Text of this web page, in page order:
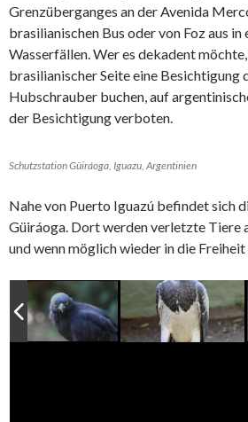
Grenzüberganges an der Avenida
brasilianischen Bus oder von Foz aus in
Wasserfällen. Wer es dekadent
brasilianischer Seite eine Besichtigung
Hubschrauber buchen, auf
der Besichtigung verboten.
Schutzstation Güiráoga, Iguazu, Argentinien
Nahe von Puerto Iguazú befindet sich
Güiráoga. Dort werden verletzte Tiere
und wenn möglich wieder in die Freiheit